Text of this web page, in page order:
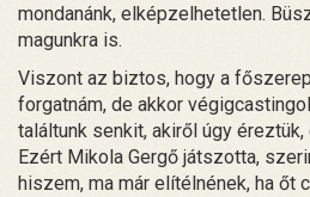
mondanánk, elképzelhetetlen.
magunkra is.
Viszont az biztos, hogy a
forgatnám, de akkor
találtunk senkit, akiről úgy
Ezért Mikola Gergő játszotta,
hiszem, ma már elítélnének, ha őt